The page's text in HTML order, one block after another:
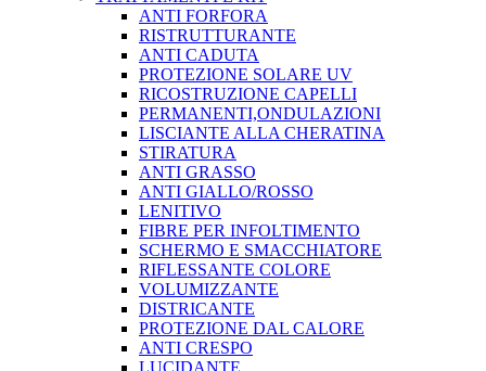
ANTI FORFORA
RISTRUTTURANTE
ANTI CADUTA
PROTEZIONE SOLARE UV
RICOSTRUZIONE CAPELLI
PERMANENTI,ONDULAZIONI
LISCIANTE ALLA CHERATINA
STIRATURA
ANTI GRASSO
ANTI GIALLO/ROSSO
LENITIVO
FIBRE PER INFOLTIMENTO
SCHERMO E SMACCHIATORE
RIFLESSANTE COLORE
VOLUMIZZANTE
DISTRICANTE
PROTEZIONE DAL CALORE
ANTI CRESPO
LUCIDANTE